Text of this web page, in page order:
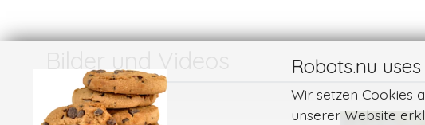
Robots.nu
Wir setzen Cookies
unserer Website